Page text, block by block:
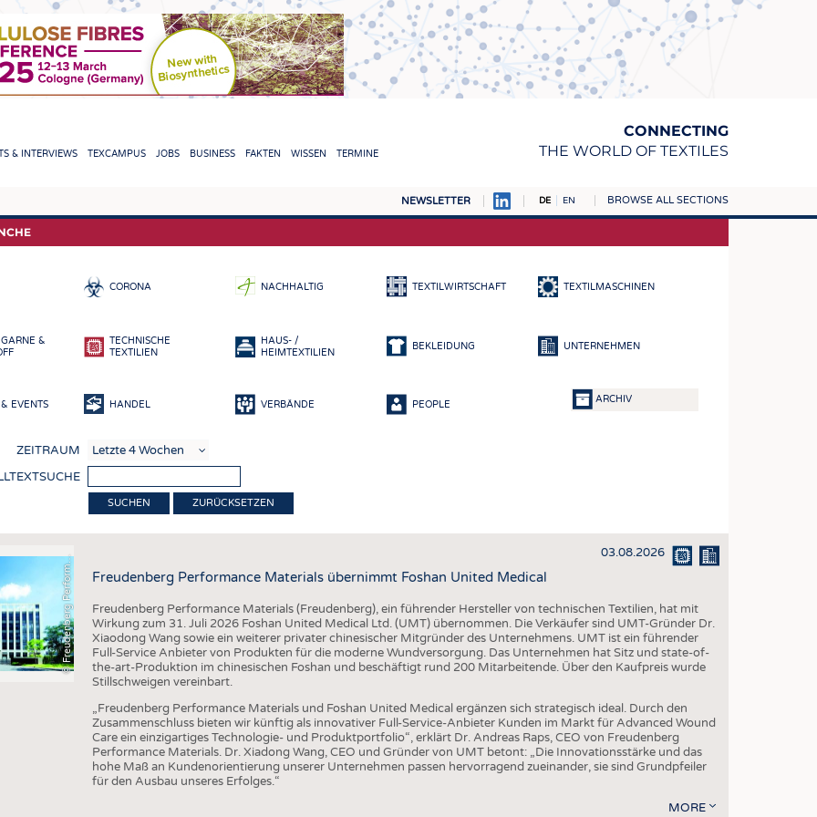
CONNECTING
THE WORLD OF TEXTILES
& INTERVIEWS TEXCAMPUS JOBS BUSINESS FAKTEN WISSEN TERMINE
NEWSLETTER DE EN BROWSE ALL SECTIONS
TEXTILE LEADERSHIP FASERN
GEWEBE
VLIESSTOFFE
NACHHALTIGKEIT
KREISLAUFWIRTSCHAFT
TECHNISCHE TEXTILIEN
SMART TEXTILES
MEDIZIN
HAUS- UND HEIMTEXTILIEN
BEKLEIDUNG
CORONA NACHHALTIG TEXTILWIRTSCHAFT TEXTILMASCHINEN
&
TECHNISCHE
TEXTILIEN
HAUS- /
HEIMTEXTILIEN
BEKLEIDUNG UNTERNEHMEN
EVENTS HANDEL VERBÄNDE PEOPLE ARCHIV
ZEITRAUM
ZURÜCKSETZEN
©
F
r
e
u
d
e
n
b
e
r
g
P
e
r
f
o
r
m
a
n
c
e
M
a
t
e
r
i
a
l
s 03.08.2026
Freudenberg Performance Materials übernimmt Foshan United Medical
Freudenberg Performance Materials (Freudenberg), ein führender Hersteller von technischen Textilien, hat mit
Wirkung zum 31. Juli 2026 Foshan United Medical Ltd. (UMT) übernommen. Die Verkäufer sind UMT-Gründer Dr.
Xiaodong Wang sowie ein weiterer privater chinesischer Mitgründer des Unternehmens. UMT ist ein führender
Full-Service Anbieter von Produkten für die moderne Wundversorgung. Das Unternehmen hat Sitz und state-of-
the-art-Produktion im chinesischen Foshan und beschäftigt rund 200 Mitarbeitende. Über den Kaufpreis wurde
Stillschweigen vereinbart.
„Freudenberg Performance Materials und Foshan United Medical ergänzen sich strategisch ideal. Durch den
Zusammenschluss bieten wir künftig als innovativer Full-Service-Anbieter Kunden im Markt für Advanced Wound
Care ein einzigartiges Technologie- und Produktportfolio“, erklärt Dr. Andreas Raps, CEO von Freudenberg
Performance Materials. Dr. Xiadong Wang, CEO und Gründer von UMT betont: „Die Innovationsstärke und das
hohe Maß an Kundenorientierung unserer Unternehmen passen hervorragend zueinander, sie sind Grundpfeiler
für den Ausbau unseres Erfolges.“
MORE